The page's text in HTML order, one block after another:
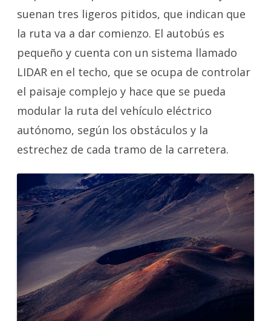
suenan tres ligeros pitidos, que indican que
la ruta va a dar comienzo. El autobús es
pequeño y cuenta con un sistema llamado
LIDAR en el techo, que se ocupa de controlar
el paisaje complejo y hace que se pueda
modular la ruta del vehículo eléctrico
autónomo, según los obstáculos y la
estrechez de cada tramo de la carretera.